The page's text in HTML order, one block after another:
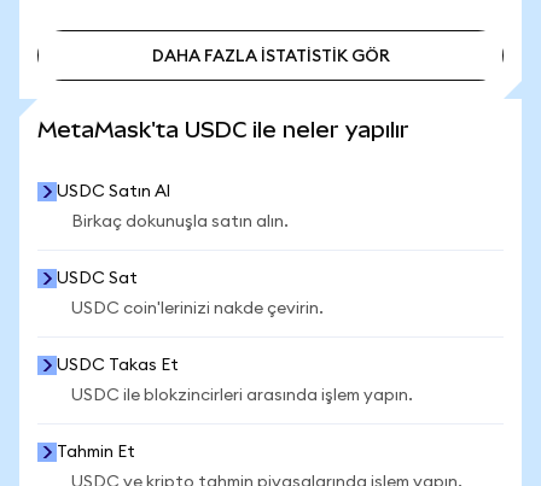
DAHA FAZLA İSTATİSTİK GÖR
MetaMask'ta USDC ile neler yapılır
USDC Satın Al
Birkaç dokunuşla satın alın.
USDC Sat
USDC coin'lerinizi nakde çevirin.
USDC Takas Et
USDC ile blokzincirleri arasında işlem yapın.
Tahmin Et
USDC ve kripto tahmin piyasalarında işlem yapın.